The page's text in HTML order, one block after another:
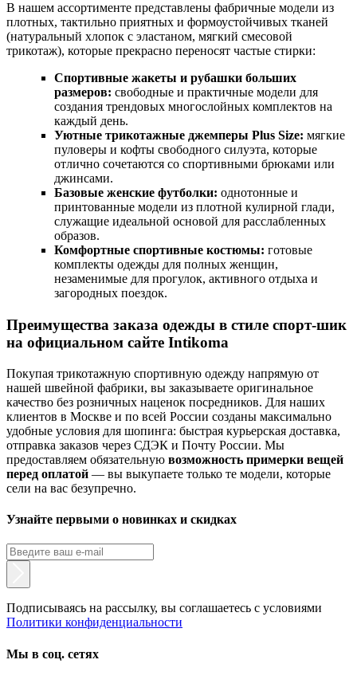
В нашем ассортименте представлены фабричные модели из
плотных, тактильно приятных и формоустойчивых тканей
(натуральный хлопок с эластаном, мягкий смесовой
трикотаж), которые прекрасно переносят частые стирки:
Спортивные жакеты и рубашки больших
размеров: свободные и практичные модели для
создания трендовых многослойных комплектов на
каждый день.
Уютные трикотажные джемперы Plus Size: мягкие
пуловеры и кофты свободного силуэта, которые
отлично сочетаются со спортивными брюками или
джинсами.
Базовые женские футболки: однотонные и
принтованные модели из плотной кулирной глади,
служащие идеальной основой для расслабленных
образов.
Комфортные спортивные костюмы: готовые
комплекты одежды для полных женщин,
незаменимые для прогулок, активного отдыха и
загородных поездок.
Преимущества заказа одежды в стиле спорт-шик
на официальном сайте Intikoma
Покупая трикотажную спортивную одежду напрямую от
нашей швейной фабрики, вы заказываете оригинальное
качество без розничных наценок посредников. Для наших
клиентов в Москве и по всей России созданы максимально
удобные условия для шопинга: быстрая курьерская доставка,
отправка заказов через СДЭК и Почту России. Мы
предоставляем обязательную возможность примерки вещей
перед оплатой — вы выкупаете только те модели, которые
сели на вас безупречно.
Узнайте первыми о новинках и скидках
Подписываясь на рассылку, вы соглашаетесь с условиями
Политики конфиденциальности
Мы в соц. сетях